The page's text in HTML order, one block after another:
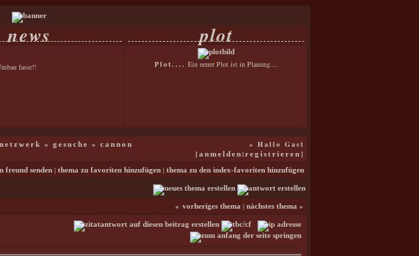
news plot
fasse!!
Plot.... Ein neuer Plot ist in Planung....
» gesuche »
cannon
» Hallo Gast
[anmelden|registrieren]
freund senden | thema zu favoriten hinzufügen | thema zu den index-favoriten hinzufügen
« vorheriges thema | nächstes thema »